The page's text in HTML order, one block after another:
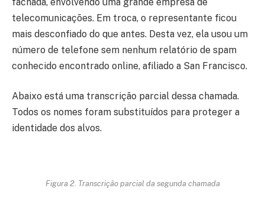
telecomunicações. Em troca, o representante ficou
mais desconfiado do que antes. Desta vez, ela usou um
número de telefone sem nenhum relatório de spam
conhecido encontrado online, afiliado a San Francisco.
Abaixo está uma transcrição parcial dessa chamada.
Todos os nomes foram substituídos para proteger a
identidade dos alvos.
Figura 2. Transcrição parcial da segunda chamada